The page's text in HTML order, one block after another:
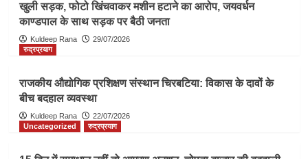
खुली सड़क, फोटो खिंचवाकर मशीन हटाने का आरोप, जयवर्धन
काण्डपाल के साथ सड़क पर बैठी जनता
Kuldeep Rana
29/07/2026
रुद्रप्रयाग
राजकीय औद्योगिक प्रशिक्षण संस्थान चिरबटिया: विकास के दावों के
बीच बदहाल व्यवस्था
Kuldeep Rana
22/07/2026
Uncategorized
रुद्रप्रयाग